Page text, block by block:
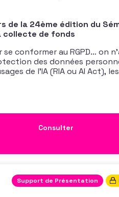
de la 24ème édition du
collecte de fonds
se conformer au RGPD… on
des données
de l’IA (RIA ou AI Act),
Consulter
Support de Présentation